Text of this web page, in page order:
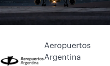
Aeropuertos
Argentina